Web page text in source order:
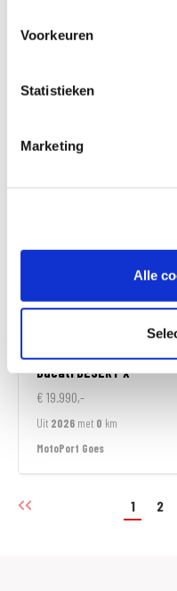
Voorkeuren
Statistieken
Marketing
Alle
MotoPort Wormerveer
DucatiDESERT X
€ 19.990,-
Uit 2026 met 0 km
MotoPort Goes
1 2